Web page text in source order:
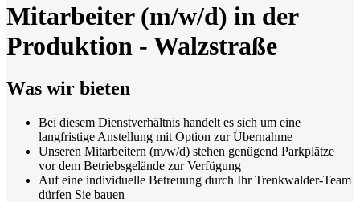
Mitarbeiter (m/w/d) in der
Produktion - Walzstraße
Was wir bieten
Bei diesem Dienstverhältnis handelt es sich um eine
langfristige Anstellung mit Option zur Übernahme
Unseren Mitarbeitern (m/w/d) stehen genügend Parkplätze
vor dem Betriebsgelände zur Verfügung
Auf eine individuelle Betreuung durch Ihr Trenkwalder-Team
dürfen Sie bauen